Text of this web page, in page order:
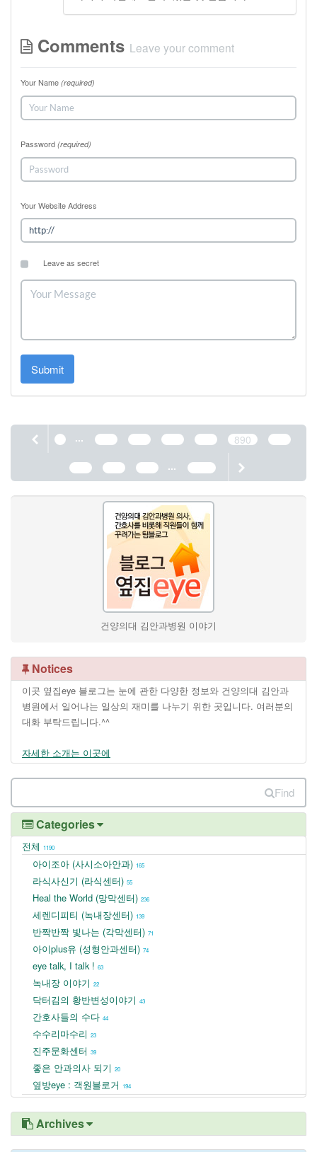
Comments Leave your comment
Your Name (required)
Password (required)
Your Website Address
Leave as secret
Submit
1 ... 886 887 888 889 890
891
892
893 894 ... 1190
건양의대 김안과병원 이야기
Notices
이곳 옆집eye 블로그는 눈에 관한 다양한 정보와 건양의대 김안과
병원에서 일어나는 일상의 재미를 나누기 위한 곳입니다. 여러분의
대화 부탁드립니다.^^
자세한 소개는 이곳에
Find
Categories
전체 1190
아이조아 (사시소아안과) 165
라식사신기 (라식센터) 55
Heal the World (망막센터) 236
세렌디피티 (녹내장센터) 139
반짝반짝 빛나는 (각막센터) 71
아이plus유 (성형안과센터) 74
eye talk, I talk ! 63
녹내장 이야기 22
닥터김의 황반변성이야기 43
간호사들의 수다 44
수수리마수리 23
진주문화센터 39
좋은 안과의사 되기 20
옆방eye : 객원블로거 194
Archives